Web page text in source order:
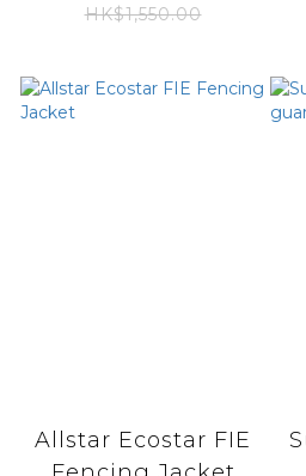
HK$1,550.00
Allstar Ecostar FIE